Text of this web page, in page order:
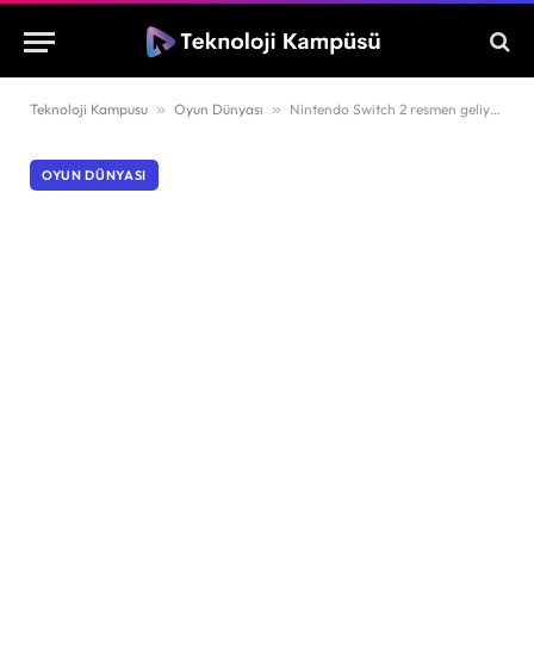
Teknoloji Kampusu » Oyun Dünyası » Nintendo Switch 2 resmen geliyor!
OYUN DÜNYASI